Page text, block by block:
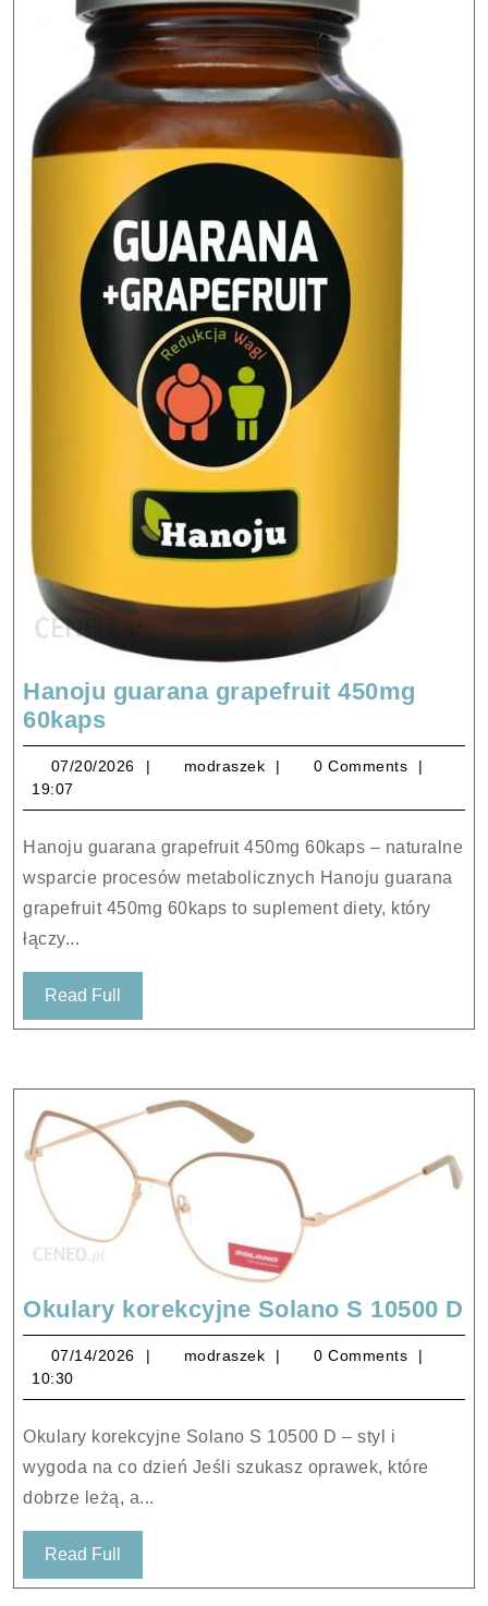
Hanoju guarana grapefruit 450mg
60kapsHanoju
guarana
grapefruit
450mg
07/20/2026 07/20/2026
modraszek modraszek
0 Comments
19:07
Hanoju guarana grapefruit 450mg 60kaps – naturalne
wsparcie procesów metabolicznych Hanoju guarana
grapefruit 450mg 60kaps to suplement diety, który
łączy...
Read Full
Full
Okulary korekcyjne Solano S 10500 D
S
07/14/2026 07/14/2026
modraszek modraszek
0 Comments
10:30
Okulary korekcyjne Solano S 10500 D – styl i
wygoda na co dzień Jeśli szukasz oprawek, które
dobrze leżą, a...
Read Full
Full